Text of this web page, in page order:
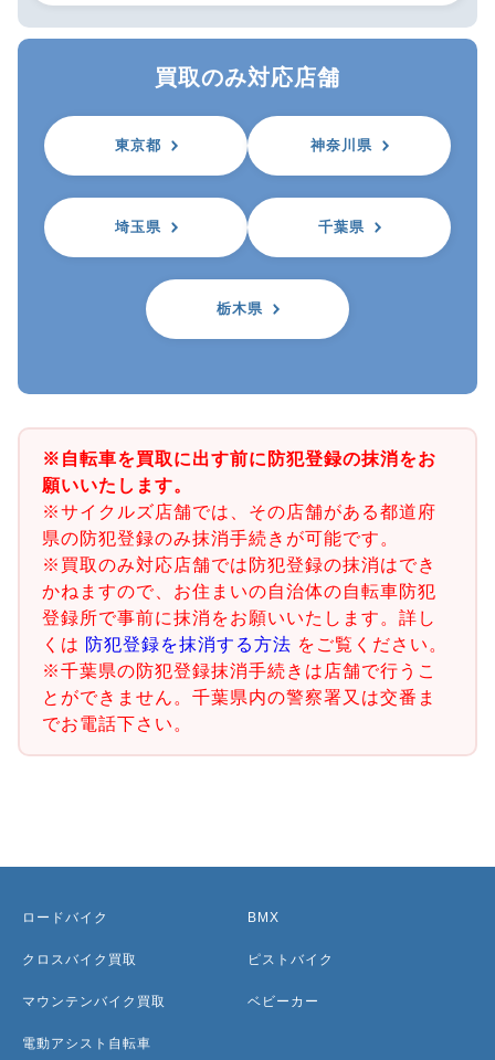
買取のみ対応店舗
東京都 神奈川県
埼玉県 千葉県
栃木県
※自転車を買取に出す前に防犯登録の抹消をお
願いいたします。
※サイクルズ店舗では、その店舗がある都道府
県の防犯登録のみ抹消手続きが可能です。
※買取のみ対応店舗では防犯登録の抹消はでき
かねますので、お住まいの自治体の自転車防犯
登録所で事前に抹消をお願いいたします。詳し
くは 防犯登録を抹消する方法 をご覧ください。
※千葉県の防犯登録抹消手続きは店舗で行うこ
とができません。千葉県内の警察署又は交番ま
でお電話下さい。
ロードバイク
クロスバイク買取
マウンテンバイク買取
電動アシスト自転車
BMX
ピストバイク
ベビーカー